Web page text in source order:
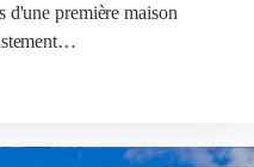
d'une première maison